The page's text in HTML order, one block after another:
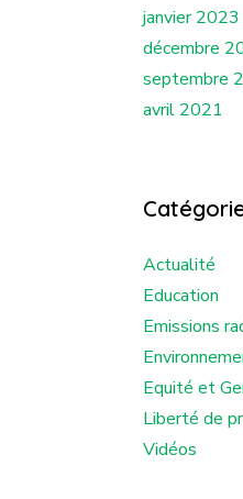
janvier 2023
décembre
septembre
avril 2021
Actualité
Education
Emissions
Equité et
Liberté de
Vidéos